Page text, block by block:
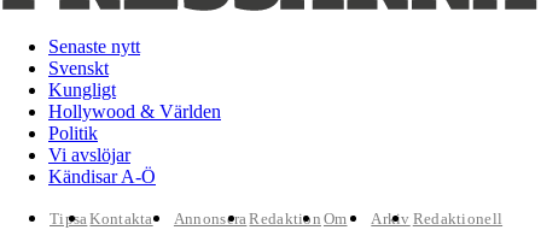
Senaste nytt
Svenskt
Kungligt
Hollywood & Världen
Politik
Vi avslöjar
Kändisar A-Ö
TipsaKontakta
AnnonseraRedaktion Om
Arkiv Redaktionell